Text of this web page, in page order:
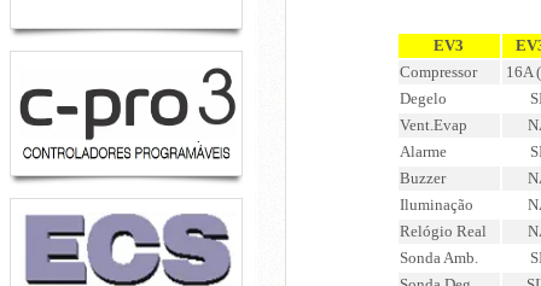
EV3
Compressor
16A
Degelo
Vent.Evap
Alarme
Buzzer
Iluminação
Relógio Real
Sonda Amb.